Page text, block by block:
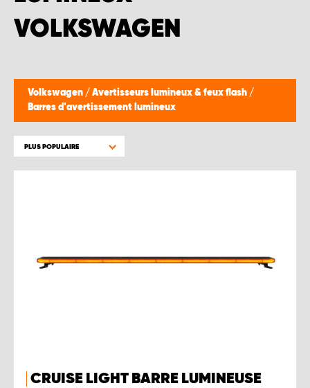
VOLKSWAGEN
Volkswagen / Avertisseurs lumineux & feux flash /
Barres d'avertissement lumineux
PLUS POPULAIRE
CRUISE LIGHT BARRE LUMINEUSE
WORK SYSTEM BRUXELLES
WORK SYSTEM NAMUR
WORK SYSTEM WEST BY PRO-VAN